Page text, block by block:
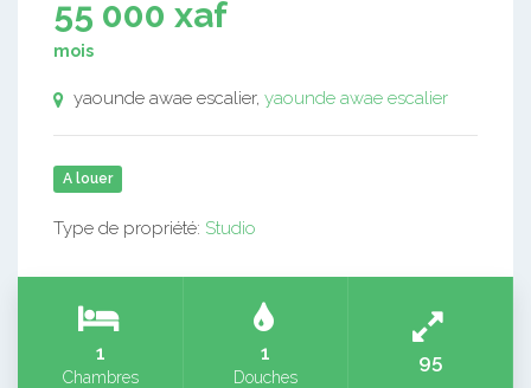
55 000 xaf
mois
yaounde awae escalier, yaounde awae escalier
A louer
Type de propriété: Studio
1
Chambres
1
Douches
95